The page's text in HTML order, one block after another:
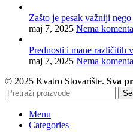
Zašto je pesak važniji
maj 7, 2025 Nema
Prednosti i mane različitih
maj 7, 2025 Nema
© 2025 Kvatro Stovarište. Sva
Menu
Categories